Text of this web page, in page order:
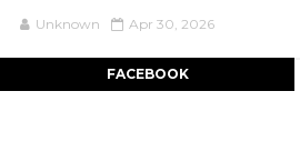
Unknown Apr 30, 2026
FACEBOOK